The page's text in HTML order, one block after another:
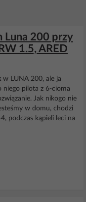
Luna 200 przy
1.5, ARED
w LUNA 200, ale ja
niego pilota z 6-cioma
Jak nikogo nie
w domu, chodzi
podczas kąpieli leci na